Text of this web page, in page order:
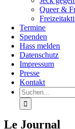
Queer &
Termine
Spenden
Hass melden
Datenschutz
Impressum
Presse
Kontakt
Suche
nach:
Le Journal